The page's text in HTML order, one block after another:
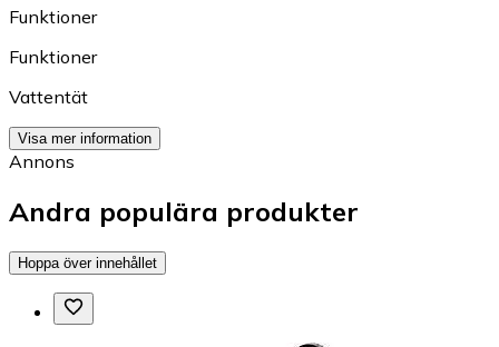
Funktioner
Funktioner
Vattentät
Visa mer information
Annons
Andra populära produkter
Hoppa över innehållet